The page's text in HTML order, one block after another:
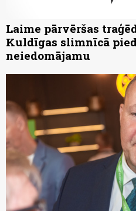
Laime pārvēršas
Kuldīgas slimnīcā
neiedomājamu